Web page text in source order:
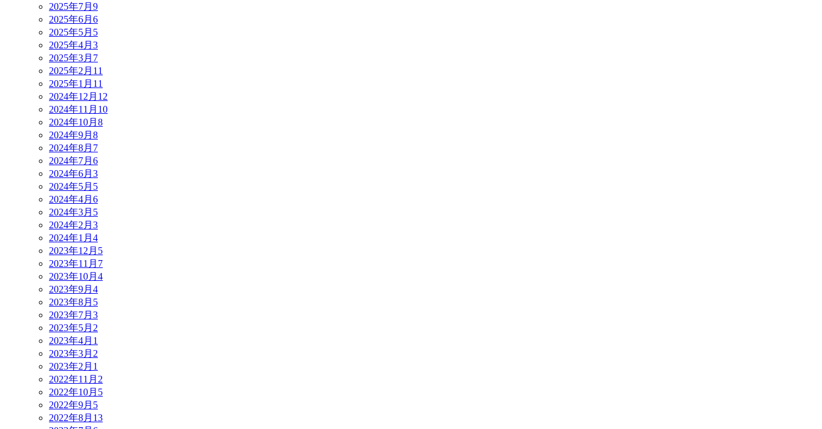
2025年7月 9
2025年6月 6
2025年5月 5
2025年4月 3
2025年3月 7
2025年2月 11
2025年1月 11
2024年12月 12
2024年11月 10
2024年10月 8
2024年9月 8
2024年8月 7
2024年7月 6
2024年6月 3
2024年5月 5
2024年4月 6
2024年3月 5
2024年2月 3
2024年1月 4
2023年12月 5
2023年11月 7
2023年10月 4
2023年9月 4
2023年8月 5
2023年7月 3
2023年5月 2
2023年4月 1
2023年3月 2
2023年2月 1
2022年11月 2
2022年10月 5
2022年9月 5
2022年8月 13